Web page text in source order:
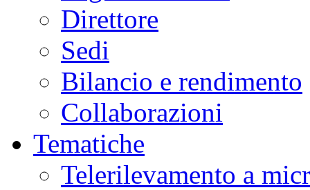
Direttore
Sedi
Bilancio e rendimento
Collaborazioni
Tematiche
Telerilevamento a